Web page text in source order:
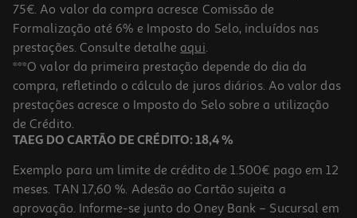
Livro Minecraft Desafios De Sobrevivência Edição De Aventura
14.36 €/un
15,95 € PVP de editor
14,36 €
75€. Ao valor da compra acresce Comissão de
Formalização até 6% e Imposto do Selo, incluídos nas
prestações. Consulte detalhe aqui.
***O valor da primeira prestação depende do dia da
compra, refletindo o cálculo de juros diários. Ao valor das
prestações acresce o Imposto do Selo sobre a utilização
de Crédito.
TAEG DO CARTÃO DE CRÉDITO: 18,4 %
Exemplo para um limite de crédito de 1.500€ pago em 12
meses. TAN 17,60 %. Adesão ao Cartão sujeita a
aprovação. Informe-se junto do Oney Bank – Sucursal em